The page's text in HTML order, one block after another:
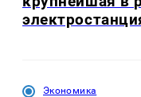
Экономика